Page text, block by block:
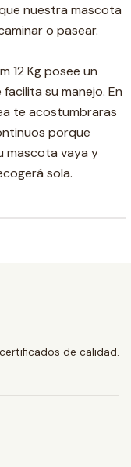
nuestra mascota
o pasear.
12 Kg posee un
su manejo. En
te acostumbraras
porque
mascota vaya y
sola.
de calidad.